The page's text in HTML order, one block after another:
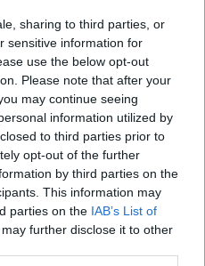
sharing to third parties, or
sensitive information for
use the below opt-out
Please note that after your
may continue seeing
information utilized by
to third parties prior to
opt-out of the further
by third parties on the
This information may
parties on the IAB’s List of
further disclose it to other
anniversaire de
sont alliés à
ce que ce dernier qualifie
également d’autres
des factions
puissant. Depuis
visent donc des
à Israël, aux États-Unis ou
d’Aden et la mer Rouge,